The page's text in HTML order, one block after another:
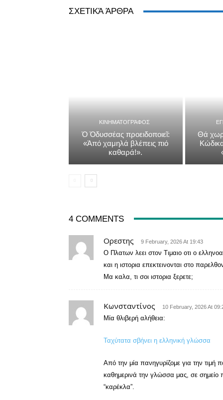
ΣΧΕΤΙΚΆ ΆΡΘΡΑ
ΚΙΝΗΜΑΤΟΓΡΆΦΟΣ
Ὁ Ὀδυσσέας προειδοποιεῖ:
«Ἀπό χαμηλά βλέπεις πιό
καθαρά!».
Θά
4 COMMENTS
Ορεστης 9 February, 2026 At 19:43
Ο Πλατων λεει στον Τιμαιο οτι ο
και η ιστορια επεκτεινονται στο
Μα καλα, τι σοι ιστορια ξερετε;
Κωνσταντίνος 10 February, 2026 At
Μία θλιβερή αλήθεια:
Ταχύτατα σβήνει η ελληνική γλώσσα
Από την μία πανηγυρίζομε για την
καθημερινά την γλώσσα μας, σε σημείο
“καρέκλα”.